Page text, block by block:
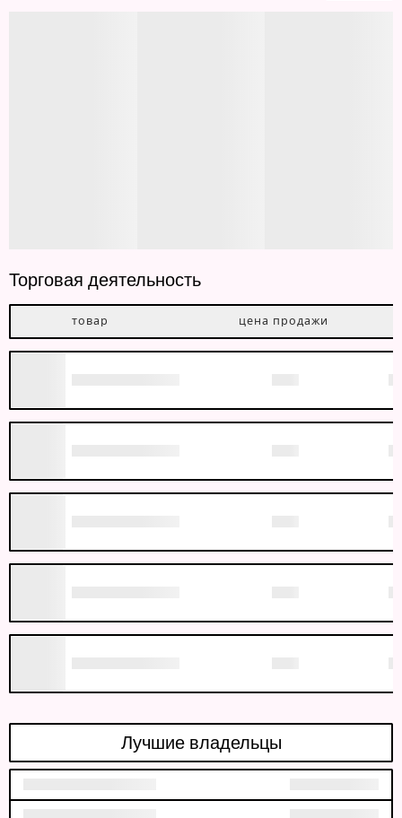
Торговая деятельность
товар цена продажи
Лучшие владельцы